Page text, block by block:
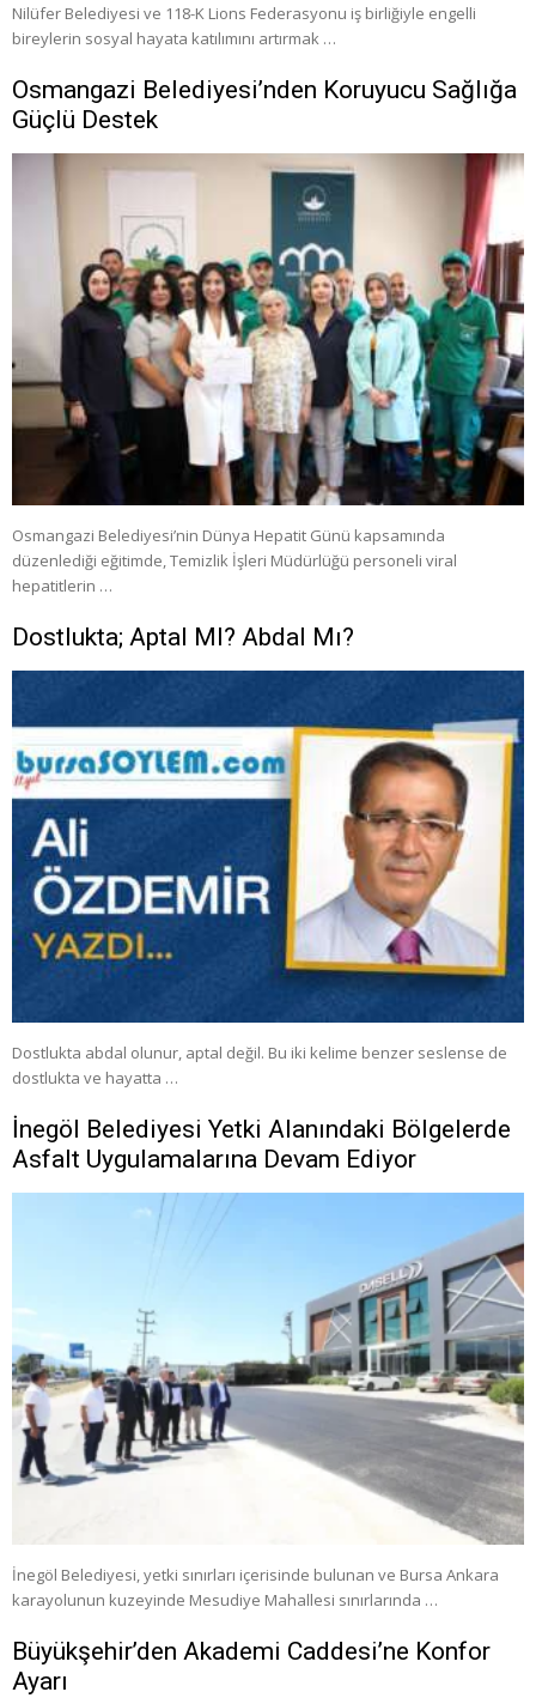
Nilüfer Belediyesi ve 118-K Lions Federasyonu iş birliğiyle engelli
bireylerin sosyal hayata katılımını artırmak …
Osmangazi Belediyesi’nden Koruyucu Sağlığa
Güçlü Destek
Osmangazi Belediyesi’nin Dünya Hepatit Günü kapsamında
düzenlediği eğitimde, Temizlik İşleri Müdürlüğü personeli viral
hepatitlerin …
Dostlukta; Aptal MI? Abdal Mı?
Dostlukta abdal olunur, aptal değil. Bu iki kelime benzer seslense de
dostlukta ve hayatta …
İnegöl Belediyesi Yetki Alanındaki Bölgelerde
Asfalt Uygulamalarına Devam Ediyor
İnegöl Belediyesi, yetki sınırları içerisinde bulunan ve Bursa Ankara
karayolunun kuzeyinde Mesudiye Mahallesi sınırlarında …
Büyükşehir’den Akademi Caddesi’ne Konfor
Ayarı